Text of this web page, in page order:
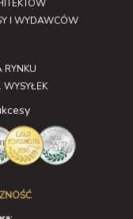
I WYDAWCÓW
RYNKU
WYSYŁEK